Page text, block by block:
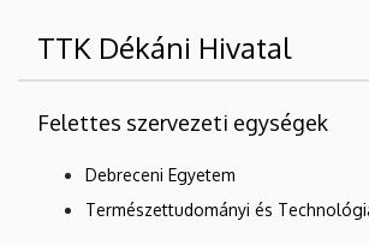
TTK Dékáni Hivatal
Felettes szervezeti egységek
Debreceni Egyetem
Természettudományi és